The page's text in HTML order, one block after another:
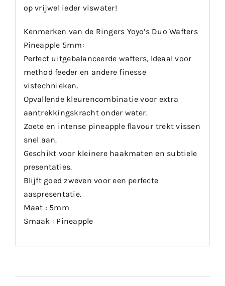
op vrijwel ieder viswater!
Kenmerken van de Ringers Yoyo’s Duo Wafters
Pineapple 5mm:
Perfect uitgebalanceerde wafters, Ideaal voor
method feeder en andere finesse
vistechnieken.
Opvallende kleurencombinatie voor extra
aantrekkingskracht onder water.
Zoete en intense pineapple flavour trekt vissen
snel aan.
Geschikt voor kleinere haakmaten en subtiele
presentaties.
Blijft goed zweven voor een perfecte
aaspresentatie.
Maat : 5mm
Smaak : Pineapple